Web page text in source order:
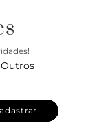
Outros